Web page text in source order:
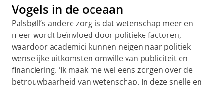
Vogels in de oceaan
Palsbøll’s andere zorg is dat wetenschap meer en
meer wordt beïnvloed door politieke factoren,
waardoor academici kunnen neigen naar politiek
wenselijke uitkomsten omwille van publiciteit en
financiering. ‘Ik maak me wel eens zorgen over de
betrouwbaarheid van wetenschap. In deze snelle en